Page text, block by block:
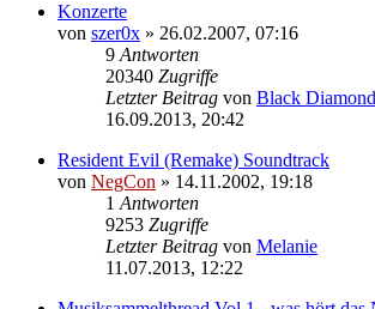
Konzerte
von szer0x » 26.02.2007, 07:16
9Antworten
20340 Zugriffe
Letzter Beitrag von Black Diamond
16.09.2013, 20:42
Resident Evil (Remake) Soundtrack
von NegCon » 14.11.2002, 19:18
1Antworten
9253 Zugriffe
Letzter Beitrag von Melanie
11.07.2013, 12:22